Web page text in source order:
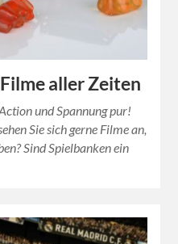
aller Zeiten
und Spannung pur!
Sie sich gerne Filme an,
Sind Spielbanken ein